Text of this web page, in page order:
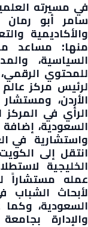
في مسيرته
سامر أبو رمان
والأكاديمية
منها: مساعد
السياسية،
للمحتوي
لرئيس مركز
الأردن،
الرأي في
السعودية،
انتقل إلى
الخليجية
عمله مستشاراً
لأبحاث الشباب
السعودية، وكما